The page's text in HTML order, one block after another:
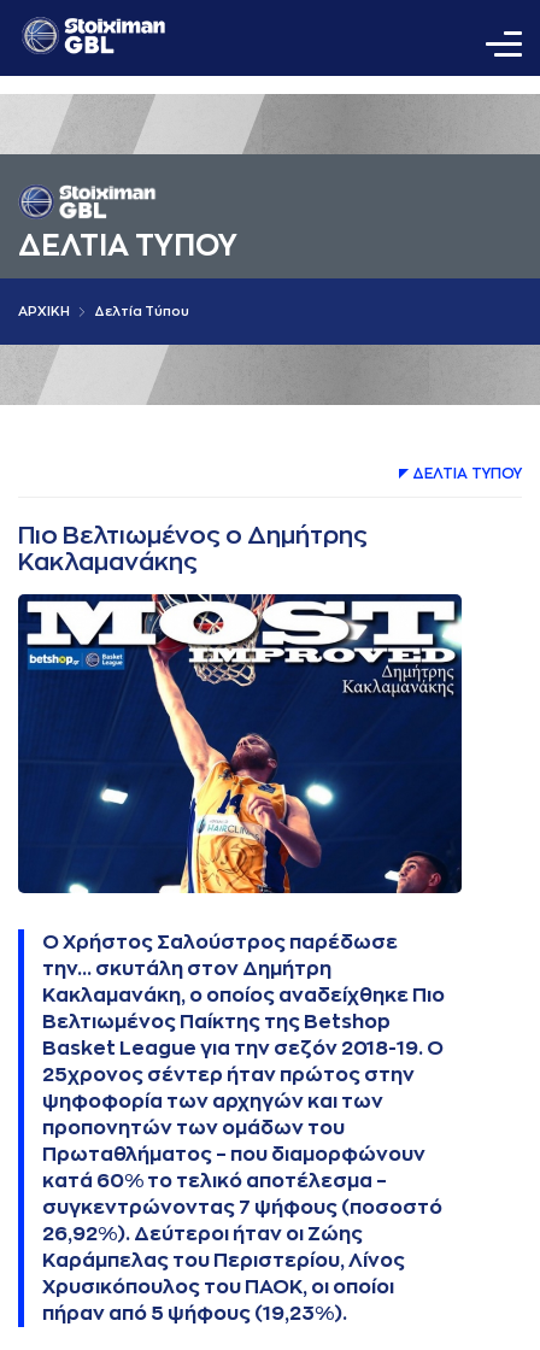
ΔΕΛΤΙA ΤΥΠΟΥ
AΡΧΙΚΗ Δελτία Τύπου
ΔΕΛΤΙA ΤΥΠΟΥ
Πιο Βελτιωμένος ο Δημήτρης
Κακλαμανάκης
Ο Χρήστος Σαλούστρος παρέδωσε
την... σκυτάλη στον Δημήτρη
Κακλαμανάκη, ο οποίος αναδείχθηκε Πιο
Βελτιωμένος Παίκτης της Betshop
Basket League για την σεζόν 2018-19. Ο
25χρονος σέντερ ήταν πρώτος στην
ψηφοφορία των αρχηγών και των
προπονητών των ομάδων του
Πρωταθλήματος – που διαμορφώνουν
κατά 60% το τελικό αποτέλεσμα –
συγκεντρώνοντας 7 ψήφους (ποσοστό
26,92%). Δεύτεροι ήταν οι Ζώης
Καράμπελας του Περιστερίου, Λίνος
Χρυσικόπουλος του ΠΑΟΚ, οι οποίοι
πήραν από 5 ψήφους (19,23%).